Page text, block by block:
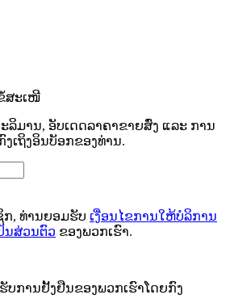
ສະເໜີ
ມານ, ອັບເດດລາຄາຂາຍສົ່ງ ແລະ ການ
ເຖິງອິນບັອກຂອງທ່ານ.
, ທ່ານຍອມຮັບ ເງື່ອນໄຂການໃຫ້ບໍລິການ
ນສ່ວນຕົວ ຂອງພວກເຮົາ.
ບການຢັ້ງຢືນຂອງພວກເຮົາໂດຍກົງ